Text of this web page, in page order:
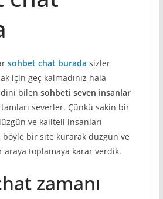
sohbet chat burada sizler
için geç kalmadınız hala
bilen sohbeti seven insanlar
severler. Çünkü sakin bir
ve kaliteli insanları
böyle bir site kurarak düzgün ve
araya toplamaya karar verdik.
zamanı